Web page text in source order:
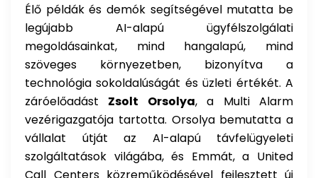
Élő példák és demók segítségével mutatta be
legújabb AI-alapú ügyfélszolgálati
megoldásainkat, mind hangalapú, mind
szöveges környezetben, bizonyítva a
technológia sokoldalúságát és üzleti értékét. A
záróelőadást Zsolt Orsolya, a Multi Alarm
vezérigazgatója tartotta. Orsolya bemutatta a
vállalat útját az AI-alapú távfelügyeleti
szolgáltatások világába, és Emmát, a United
Call Centers közreműködésével fejlesztett új